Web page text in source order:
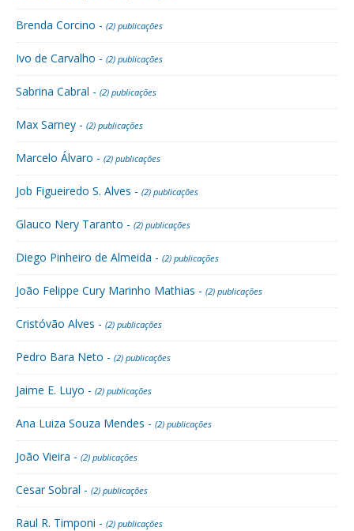
Brenda Corcino - (2) publicações
Ivo de Carvalho - (2) publicações
Sabrina Cabral - (2) publicações
Max Sarney - (2) publicações
Marcelo Álvaro - (2) publicações
Job Figueiredo S. Alves - (2) publicações
Glauco Nery Taranto - (2) publicações
Diego Pinheiro de Almeida - (2) publicações
João Felippe Cury Marinho Mathias - (2) publicações
Cristóvão Alves - (2) publicações
Pedro Bara Neto - (2) publicações
Jaime E. Luyo - (2) publicações
Ana Luiza Souza Mendes - (2) publicações
João Vieira - (2) publicações
Cesar Sobral - (2) publicações
Raul R. Timponi - (2) publicações